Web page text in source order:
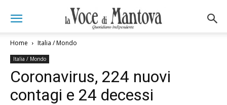
Home Italia / Mondo
Italia / Mondo
Coronavirus, 224 nuovi
contagi e 24 decessi